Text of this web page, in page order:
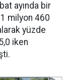
ayında bir
milyon 460
yüzde
iken